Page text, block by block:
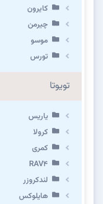
کایرون
چیرمن
موسو
تورس
تویوتا
یاریس
کرولا
کمری
RAV4
لندکروزر
هایلوکس